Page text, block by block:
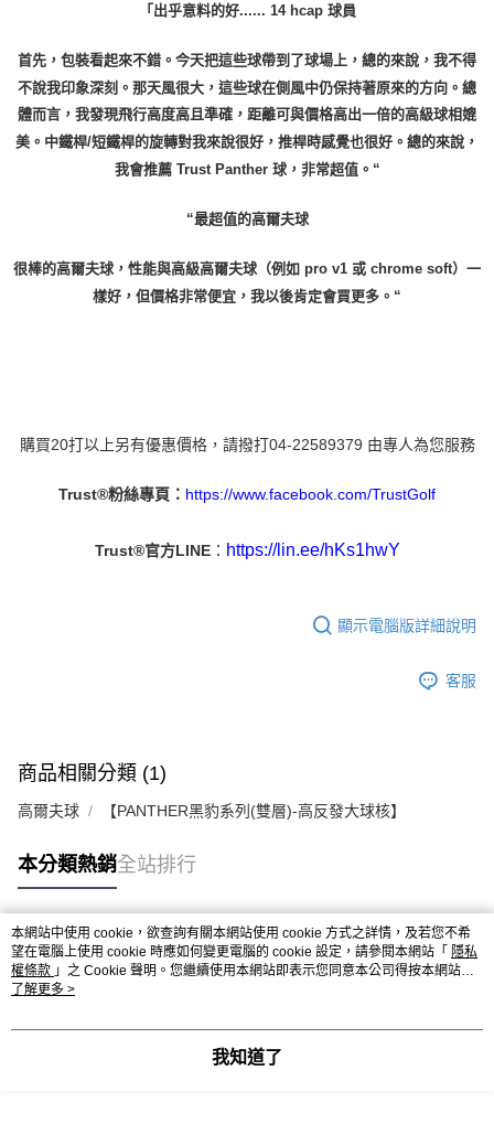
「出乎意料的好...... 14 hcap 球員
首先，包裝看起來不錯。今天把這些球帶到了球場上，總的來說，我不得
不說我印象深刻。那天風很大，這些球在側風中仍保持著原來的方向。總
體而言，我發現飛行高度高且準確，距離可與價格高出一倍的高級球相媲
美。中鐵桿/短鐵桿的旋轉對我來說很好，推桿時感覺也很好。總的來說，
我會推薦 Trust Panther 球，非常超值。“
“最超值的高爾夫球
很棒的高爾夫球，性能與高級高爾夫球（例如 pro v1 或 chrome soft）一
樣好，但價格非常便宜，我以後肯定會買更多。“
購買20打以上另有優惠價格，請撥打04-22589379 由專人為您服務
Trust®粉絲專頁： https://www.facebook.com/TrustGolf
Trust®官方LINE： https://lin.ee/hKs1hwY
顯示電腦版詳細說明
客服
商品相關分類 (1)
高爾夫球 【PANTHER黑豹系列(雙層)-高反發大球核】
本分類熱銷全站排行
熱門標籤
本網站中使用 cookie，欲查詢有關本網站使用 cookie 方式之詳情，及若您不希
望在電腦上使用 cookie 時應如何變更電腦的 cookie 設定，請參閱本網站「 隱私
權條款 」之 Cookie 聲明。您繼續使用本網站即表示您同意本公司得按本網站使
用條款之 Cookie 聲明使用 cookie。
了解更多 >
我知道了